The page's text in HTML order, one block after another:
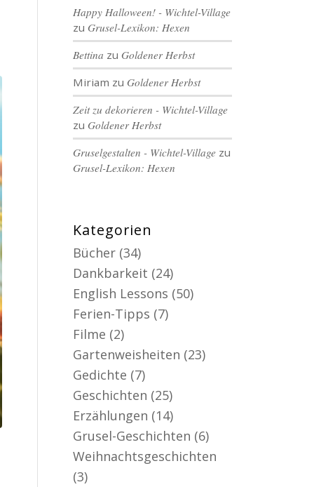
Happy Halloween! - Wichtel-Village
zuGrusel-Lexikon: Hexen
Bettina zuGoldener Herbst
Miriam zuGoldener Herbst
Zeit zu dekorieren - Wichtel-Village
zuGoldener Herbst
Gruselgestalten - Wichtel-Village zu
Grusel-Lexikon: Hexen
Kategorien
Bücher (34)
Dankbarkeit (24)
English Lessons (50)
Ferien-Tipps (7)
Filme (2)
Gartenweisheiten (23)
Gedichte (7)
Geschichten (25)
Erzählungen (14)
Grusel-Geschichten (6)
Weihnachtsgeschichten
(3)